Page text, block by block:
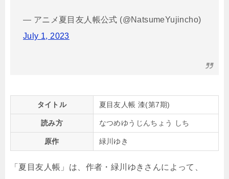
— アニメ夏目友人帳公式 (@NatsumeYujincho)
July 1, 2023
タイトル 夏目友人帳 漆(第7期)
読み方 なつめゆうじんちょう しち
原作 緑川ゆき
「夏目友人帳」は、作者・緑川ゆきさんによって、